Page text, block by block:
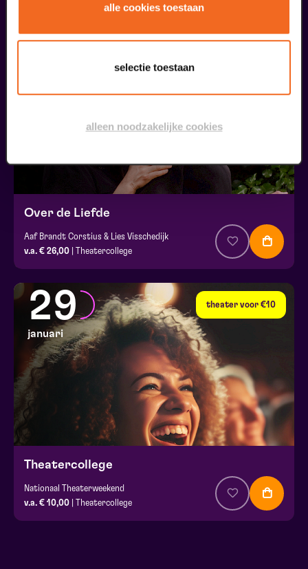
alle cookies toestaan
selectie toestaan
alleen noodzakelijke cookies
17
Over de Liefde
Aaf Brandt Corstius & Lies Visschedijk
v.a. € 26,00 | Theatercollege
theater voor €10
29
januari
Theatercollege
Nationaal Theaterweekend
v.a. € 10,00 | Theatercollege